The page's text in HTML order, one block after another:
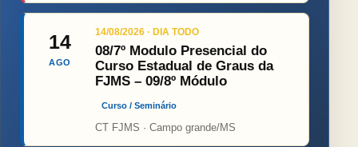
14
AGO
14/08/2026 · DIA TODO
08/7º Modulo Presencial do
Curso Estadual de Graus da
FJMS – 09/8º Módulo
Curso / Seminário
CT FJMS · Campo grande/MS